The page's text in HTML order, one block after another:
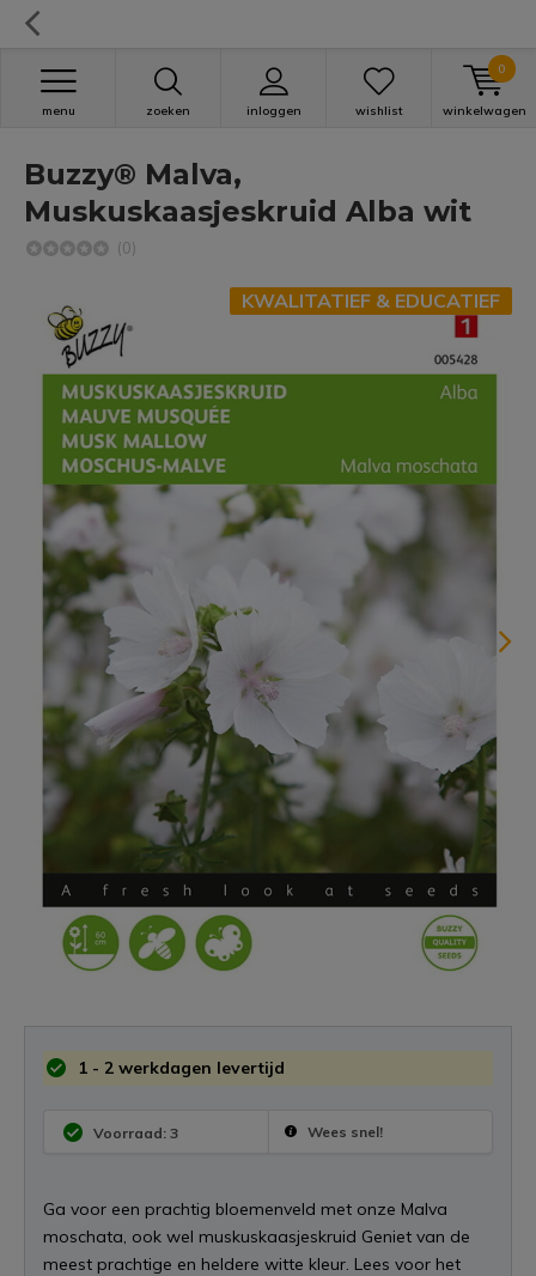
zoeken inloggen
menu wishlist winkelwagen
0
Buzzy® Malva,
Muskuskaasjeskruid Alba wit
(0)
KWALITATIEF & EDUCATIEF
1 - 2 werkdagen levertijd
Voorraad: 3 Wees snel!
Ga voor een prachtig bloemenveld met onze Malva
moschata, ook wel muskuskaasjeskruid Geniet van de
meest prachtige en heldere witte kleur. Lees voor het